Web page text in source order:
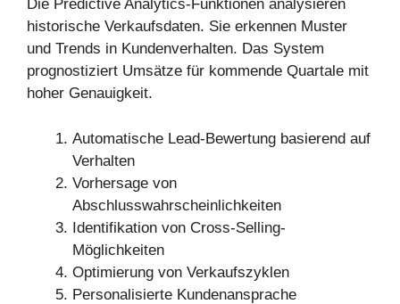
Die Predictive Analytics-Funktionen analysieren
historische Verkaufsdaten. Sie erkennen Muster
und Trends in Kundenverhalten. Das System
prognostiziert Umsätze für kommende Quartale mit
hoher Genauigkeit.
Automatische Lead-Bewertung basierend auf
Verhalten
Vorhersage von
Abschlusswahrscheinlichkeiten
Identifikation von Cross-Selling-
Möglichkeiten
Optimierung von Verkaufszyklen
Personalisierte Kundenansprache